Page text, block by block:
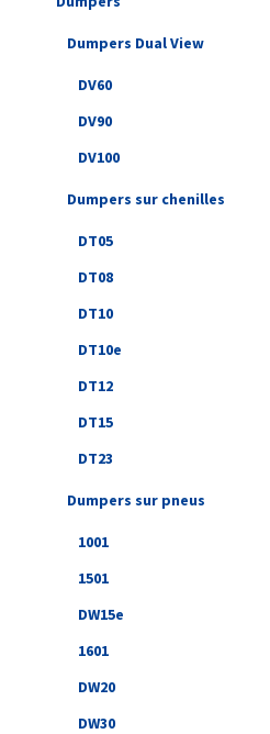
Dumpers Dual View
DV60
DV90
DV100
Dumpers sur chenilles
DT05
DT08
DT10
DT10e
DT12
DT15
DT23
Dumpers sur pneus
1001
1501
DW15e
1601
DW20
DW30